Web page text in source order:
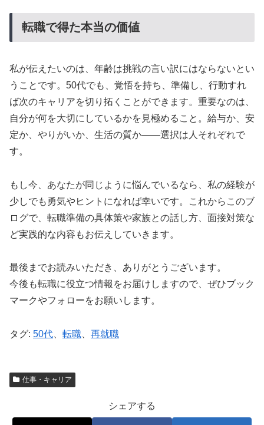
転職で得た本当の価値
私が伝えたいのは、年齢は挑戦の言い訳にはならないとい
うことです。50代でも、覚悟を持ち、準備し、行動すれ
ば次のキャリアを切り拓くことができます。重要なのは、
自分が何を大切にしているかを見極めること。給与か、安
定か、やりがいか、生活の質か——選択は人それぞれで
す。
もし今、あなたが同じように悩んでいるなら、私の経験が
少しでも勇気やヒントになれば幸いです。これからこのブ
ログで、転職準備の具体策や家族との話し方、面接対策な
ど実践的な内容もお伝えしていきます。
最後までお読みいただき、ありがとうございます。
今後も転職に役立つ情報をお届けしますので、ぜひブック
マークやフォローをお願いします。
タグ: 50代 転職 再就職
仕事・キャリア
シェアする